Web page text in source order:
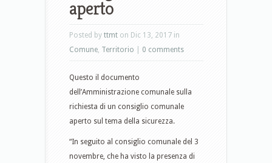
aperto
Posted by ttmt on Dic 13, 2017 in
Comune, Territorio 0 comments
Questo il documento
dell’Amministrazione comunale sulla
richiesta di un consiglio comunale
aperto sul tema della sicurezza.
“In seguito al consiglio comunale del 3
novembre, che ha visto la presenza di